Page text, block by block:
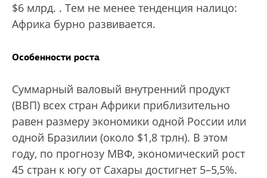
$6 млрд. . Тем не менее тенденция налицо:
Африка бурно развивается.
Особенности роста
Суммарный валовый внутренний продукт
(ВВП) всех стран Африки приблизительно
равен размеру экономики одной России или
одной Бразилии (около $1,8 трлн). В этом
году, по прогнозу МВФ, экономический рост
45 стран к югу от Сахары достигнет 5–5,5%.